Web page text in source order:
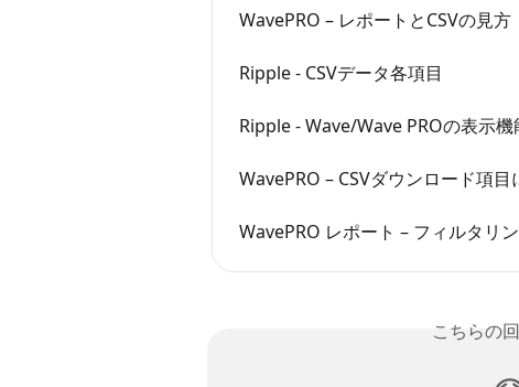
WavePRO – レポートとCSVの見方
Ripple - CSVデータ各項目
Ripple - Wave/Wave PROの表示機
WavePRO – CSVダウンロード項
WavePRO レポート – フィルタリ
こちらの